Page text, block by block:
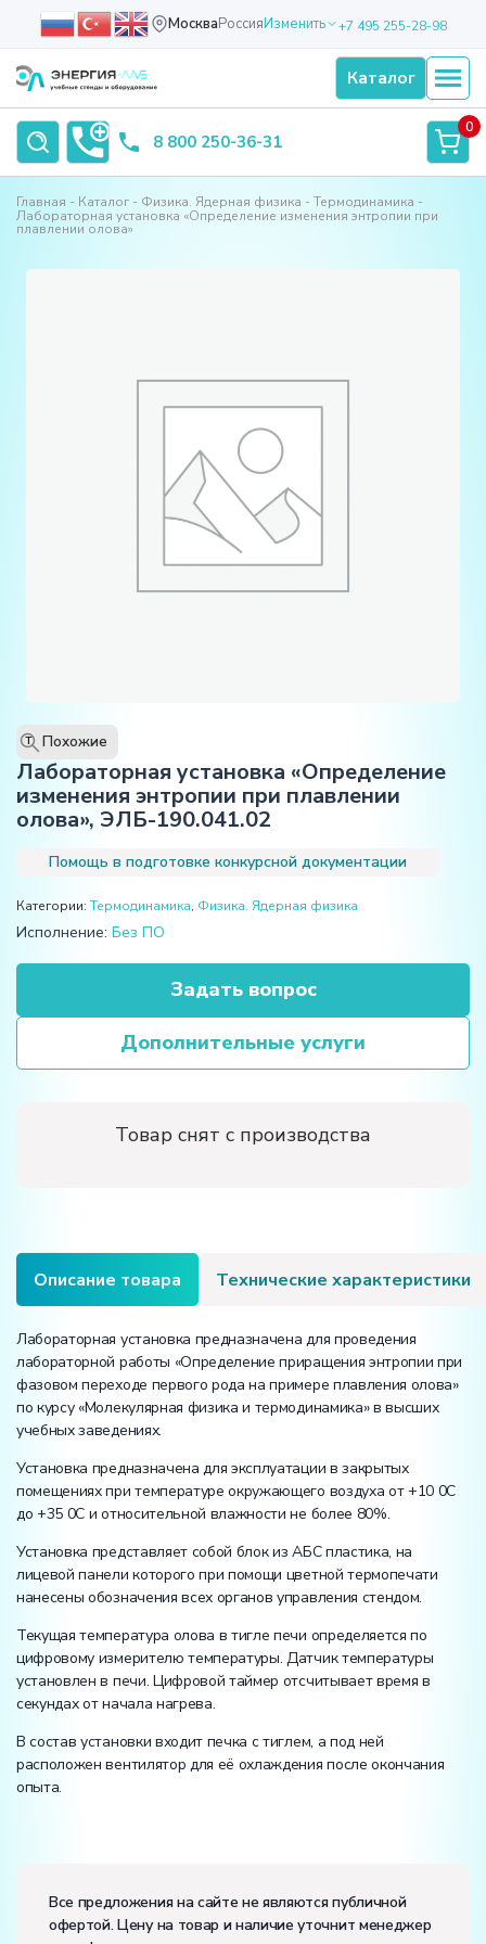
МоскваРоссияИзменить +7 495 255-28-98
Каталог
8 800 250-36-31
0
Главная Каталог Физика. Ядерная физика
Термодинамика
Лабораторная установка «Определение изменения энтропии при
плавлении олова»
T Похожие
Лабораторная установка «Определение
изменения энтропии при плавлении
олова», ЭЛБ-190.041.02
Помощь в подготовке конкурсной документации
Категории: Термодинамика, Физика. Ядерная физика
Исполнение: Без ПО
Задать вопрос
Дополнительные услуги
Товар снят с производства
Описание товара Технические характеристики
Лабораторная установка предназначена для проведения
лабораторной работы «Определение приращения энтропии при
фазовом переходе первого рода на примере плавления олова»
по курсу «Молекулярная физика и термодинамика» в высших
учебных заведениях.
Установка предназначена для эксплуатации в закрытых
помещениях при температуре окружающего воздуха от +10 0С
до +35 0С и относительной влажности не более 80%.
Установка представляет собой блок из АБС пластика, на
лицевой панели которого при помощи цветной термопечати
нанесены обозначения всех органов управления стендом.
Текущая температура олова в тигле печи определяется по
цифровому измерителю температуры. Датчик температуры
установлен в печи. Цифровой таймер отсчитывает время в
секундах от начала нагрева.
В состав установки входит печка с тиглем, а под ней
расположен вентилятор для её охлаждения после окончания
опыта.
частота, Гц:50
Класс защиты от поражения электрическим током:
Все предложения на сайте не являются публичной
офертой. Цену на товар и наличие уточнит менеджер